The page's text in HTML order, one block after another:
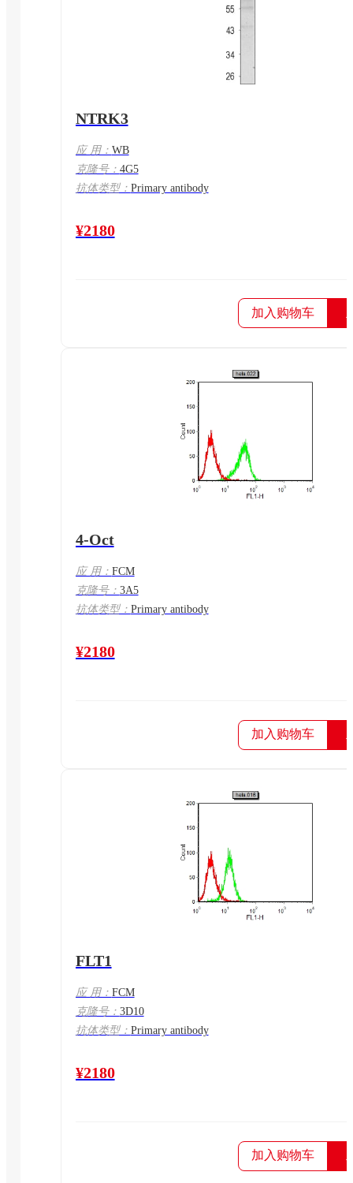
NTRK3
应 用： WB
克隆号： 4G5
抗体类型： Primary antibody
¥2180
加入购物车
4-Oct
应 用： FCM
克隆号： 3A5
抗体类型： Primary antibody
¥2180
加入购物车
FLT1
应 用： FCM
克隆号： 3D10
抗体类型： Primary antibody
¥2180
加入购物车